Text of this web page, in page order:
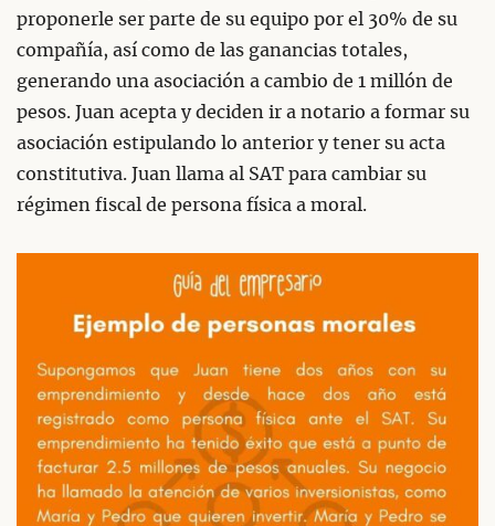
proponerle ser parte de su equipo por el 30% de su
compañía, así como de las ganancias totales,
generando una asociación a cambio de 1 millón de
pesos. Juan acepta y deciden ir a notario a formar su
asociación estipulando lo anterior y tener su acta
constitutiva. Juan llama al SAT para cambiar su
régimen fiscal de persona física a moral.